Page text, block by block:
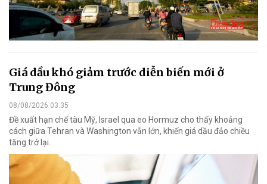
Giá dầu khó giảm trước diễn biến mới ở
Trung Đông
08/08/2026 03:35
Đề xuất hạn chế tàu Mỹ, Israel qua eo Hormuz cho thấy khoảng
cách giữa Tehran và Washington vẫn lớn, khiến giá dầu đảo chiều
tăng trở lại.